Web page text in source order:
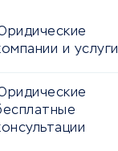
и услуги